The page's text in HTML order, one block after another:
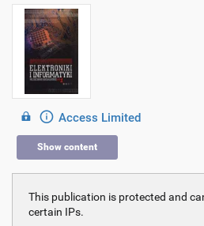
Access Limited
Show content
This publication is protected and
certain IPs.